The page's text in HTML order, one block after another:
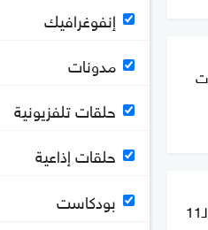
الجيش الأميركي يعلن إتمام الليلة الـ11
إنفوغرافيك
مدونات
حلقات تلفزيونية
حلقات إذاعية
بودكاست